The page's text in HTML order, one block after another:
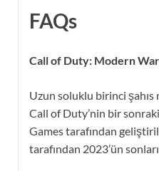
FAQs
Call of Duty: Modern
Uzun soluklu birinci şahıs
Call of Duty’nin bir
Games tarafından
tarafından 2023’ün